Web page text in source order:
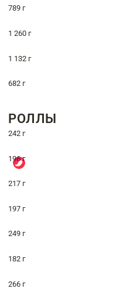
789 г
1 260 г
1 132 г
682 г
РОЛЛЫ
242 г
196 г
217 г
197 г
249 г
182 г
266 г